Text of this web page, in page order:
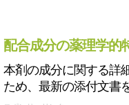
配合成分の薬理学的
本剤の成分に関する詳
ため、最新の添付文書